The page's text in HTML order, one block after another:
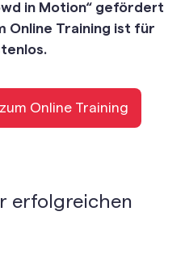
in Motion“ gefördert
Online Training ist für
Online Training
erfolgreichen